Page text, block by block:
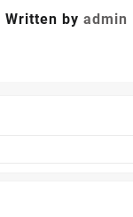
Written by admin